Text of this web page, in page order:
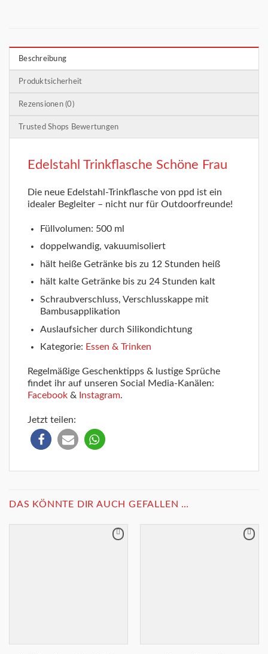
Beschreibung
Produktsicherheit
Rezensionen (0)
Trusted Shops Bewertungen
Edelstahl Trinkflasche Schöne Frau
Die neue Edelstahl-Trinkflasche von ppd ist ein
idealer Begleiter – nicht nur für Outdoorfreunde!
Füllvolumen: 500 ml
doppelwandig, vakuumisoliert
hält heiße Getränke bis zu 12 Stunden heiß
hält kalte Getränke bis zu 24 Stunden kalt
Schraubverschluss, Verschlusskappe mit
Bambusapplikation
Auslaufsicher durch Silikondichtung
Kategorie: Essen & Trinken
Regelmäßige Geschenktipps & lustige Sprüche
findet ihr auf unseren Social Media-Kanälen:
Facebook & Instagram.
Jetzt teilen:
DAS KÖNNTE DIR AUCH GEFALLEN …
Merkliste Merkliste